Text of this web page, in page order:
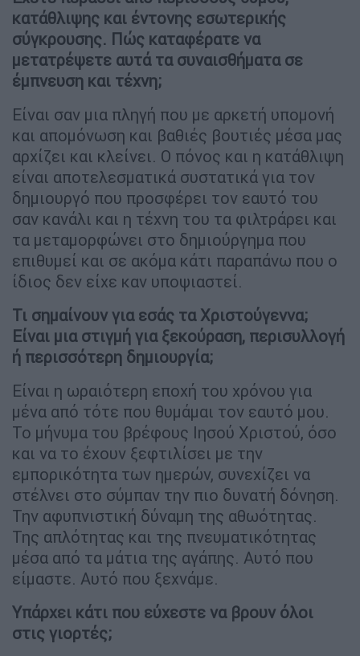
κατάθλιψης και έντονης εσωτερικής
σύγκρουσης. Πώς καταφέρατε να
μετατρέψετε αυτά τα συναισθήματα σε
έμπνευση και τέχνη;
Είναι σαν μια πληγή που με αρκετή υπομονή
και απομόνωση και βαθιές βουτιές μέσα μας
αρχίζει και κλείνει. Ο πόνος και η κατάθλιψη
είναι αποτελεσματικά συστατικά για τον
δημιουργό που προσφέρει τον εαυτό του
σαν κανάλι και η τέχνη του τα φιλτράρει και
τα μεταμορφώνει στο δημιούργημα που
επιθυμεί και σε ακόμα κάτι παραπάνω που ο
ίδιος δεν είχε καν υποψιαστεί.
Τι σημαίνουν για εσάς τα Χριστούγεννα;
Είναι μια στιγμή για ξεκούραση, περισυλλογή
ή περισσότερη δημιουργία;
Είναι η ωραιότερη εποχή του χρόνου για
μένα από τότε που θυμάμαι τον εαυτό μου.
Το μήνυμα του βρέφους Ιησού Χριστού, όσο
και να το έχουν ξεφτιλίσει με την
εμπορικότητα των ημερών, συνεχίζει να
στέλνει στο σύμπαν την πιο δυνατή δόνηση.
Την αφυπνιστική δύναμη της αθωότητας.
Της απλότητας και της πνευματικότητας
μέσα από τα μάτια της αγάπης. Αυτό που
είμαστε. Αυτό που ξεχνάμε.
Υπάρχει κάτι που εύχεστε να βρουν όλοι
στις γιορτές;